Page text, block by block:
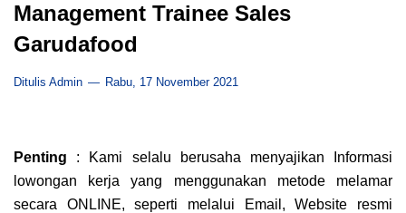
Management Trainee Sales
Garudafood
Ditulis Admin Rabu, 17 November 2021
Penting : Kami selalu berusaha menyajikan Informasi
lowongan kerja yang menggunakan metode melamar
secara ONLINE, seperti melalui Email, Website resmi